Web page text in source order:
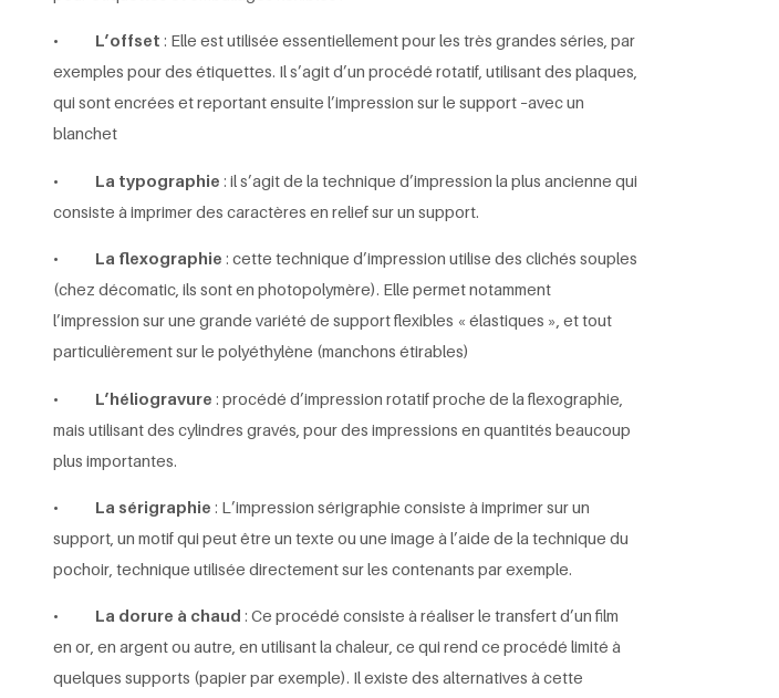
• L’offset : Elle est utilisée essentiellement pour les très grandes séries, par
exemples pour des étiquettes. Il s’agit d’un procédé rotatif, utilisant des plaques,
qui sont encrées et reportant ensuite l’impression sur le support –avec un
blanchet
• La typographie : il s’agit de la technique d’impression la plus ancienne qui
consiste à imprimer des caractères en relief sur un support.
• La flexographie : cette technique d’impression utilise des clichés souples
(chez décomatic, ils sont en photopolymère). Elle permet notamment
l’impression sur une grande variété de support flexibles « élastiques », et tout
particulièrement sur le polyéthylène (manchons étirables)
• L’héliogravure : procédé d’impression rotatif proche de la flexographie,
mais utilisant des cylindres gravés, pour des impressions en quantités beaucoup
plus importantes.
• La sérigraphie : L’impression sérigraphie consiste à imprimer sur un
support, un motif qui peut être un texte ou une image à l’aide de la technique du
pochoir, technique utilisée directement sur les contenants par exemple.
• La dorure à chaud : Ce procédé consiste à réaliser le transfert d’un film
en or, en argent ou autre, en utilisant la chaleur, ce qui rend ce procédé limité à
quelques supports (papier par exemple). Il existe des alternatives à cette